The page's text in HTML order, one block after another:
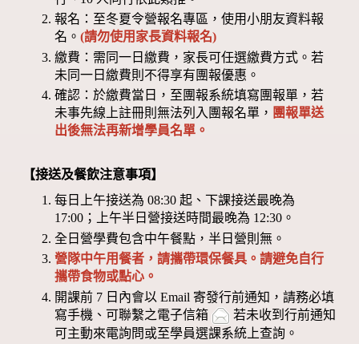
報名：至冬夏令營報名專區，使用小朋友資料報
名。(請勿使用家長資料報名)
繳費：需同一日繳費，家長可任選繳費方式。若
未同一日繳費則不得享有團報優惠。
確認：於繳費當日，至團報系統填寫團報單，若
未事先線上註冊則無法列入團報名單， 團報單送
出後無法再新增學員名單。
【接送及餐飲注意事項】
每日上午接送為 08:30 起、下課接送最晚為
17:00；上午半日營接送時間最晚為 12:30。
全日營學費包含中午餐點，半日營則無。
營隊中午用餐者，請攜帶環保餐具。請避免自行
攜帶食物或點心。
開課前 7 日內會以 Email 寄發行前通知，請務必填
寫手機、可聯繫之電子信箱
若未收到行前通知
可主動來電詢問或至學員選課系統上查詢。